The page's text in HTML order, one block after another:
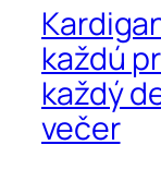
každú
každý
večer